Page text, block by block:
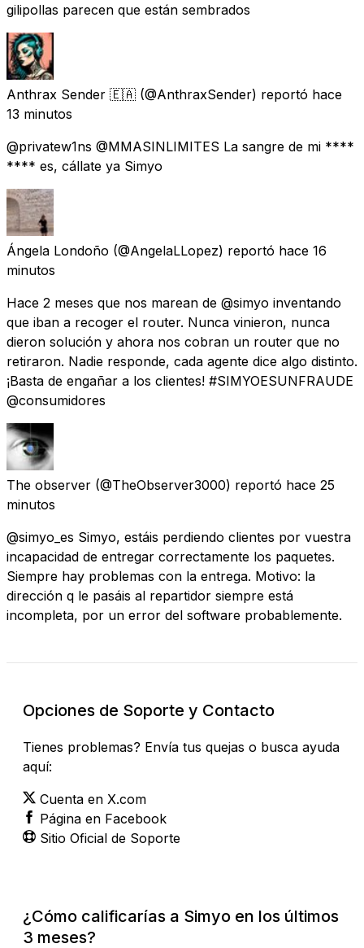
gilipollas parecen que están sembrados
Anthrax Sender 🇪🇦 (@AnthraxSender) reportó hace
13 minutos
@privatew1ns @MMASINLIMITES La sangre de mi ****
**** es, cállate ya Simyo
Ángela Londoño (@AngelaLLopez) reportó hace 16
minutos
Hace 2 meses que nos marean de @simyo inventando
que iban a recoger el router. Nunca vinieron, nunca
dieron solución y ahora nos cobran un router que no
retiraron. Nadie responde, cada agente dice algo distinto.
¡Basta de engañar a los clientes! #SIMYOESUNFRAUDE
@consumidores
The observer (@TheObserver3000) reportó hace 25
minutos
@simyo_es Simyo, estáis perdiendo clientes por vuestra
incapacidad de entregar correctamente los paquetes.
Siempre hay problemas con la entrega. Motivo: la
dirección q le pasáis al repartidor siempre está
incompleta, por un error del software probablemente.
Opciones de Soporte y Contacto
Tienes problemas? Envía tus quejas o busca ayuda
aquí:
Cuenta en X.com
Página en Facebook
Sitio Oficial de Soporte
¿Cómo calificarías a Simyo en los últimos
3 meses?